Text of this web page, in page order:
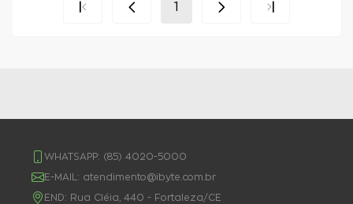
1
WHATSAPP: (85) 4020-5000
E-MAIL: atendimento@ibyte.com.br
END: Rua Cléia, 440 - Fortaleza/CE